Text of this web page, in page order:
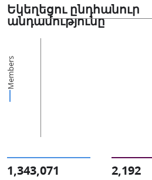
Եկեղեցու ընդհանուր
անդամությունը
Members
1,343,071 2,192